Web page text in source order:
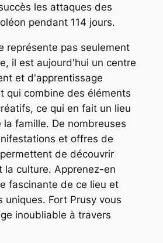
les attaques des
pendant 114 jours.
représente pas seulement
il est aujourd'hui un centre
et d'apprentissage
qui combine des éléments
ce qui en fait un lieu
famille. De nombreuses
et offres de
de découvrir
la culture. Apprenez-en
fascinante de ce lieu et
uniques. Fort Prusy vous
inoubliable à travers